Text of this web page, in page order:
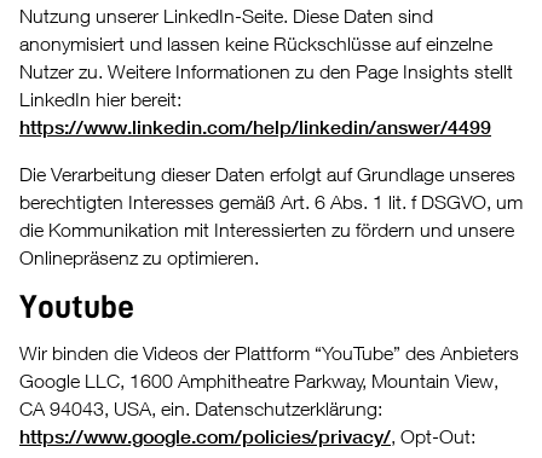
Nutzung unserer LinkedIn-Seite. Diese Daten sind
anonymisiert und lassen keine Rückschlüsse auf einzelne
Nutzer zu. Weitere Informationen zu den Page Insights stellt
LinkedIn hier bereit:
https://www.linkedin.com/help/linkedin/answer/4499
Die Verarbeitung dieser Daten erfolgt auf Grundlage unseres
berechtigten Interesses gemäß Art. 6 Abs. 1 lit. f DSGVO, um
die Kommunikation mit Interessierten zu fördern und unsere
Onlinepräsenz zu optimieren.
Youtube
Wir binden die Videos der Plattform “YouTube” des Anbieters
Google LLC, 1600 Amphitheatre Parkway, Mountain View,
CA 94043, USA, ein. Datenschutzerklärung:
https://www.google.com/policies/privacy/, Opt-Out: